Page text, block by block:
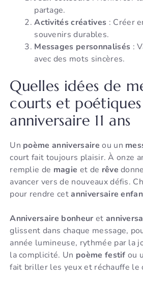
partage.
Activités créatives : Créer
souvenirs durables.
Messages personnalisés :
avec des mots sincères.
Quelles idées de
courts et
anniversaire 11 ans
Un poème anniversaire ou un
court fait toujours plaisir. À onze
remplie de magie et de rêve
avancer vers de nouveaux défis.
pour rendre cetanniversaire
Anniversaire bonheur et
glissent dans chaque message,
année lumineuse, rythmée par la
la complicité. Un poème festif ou
fait briller les yeux et réchauffe le